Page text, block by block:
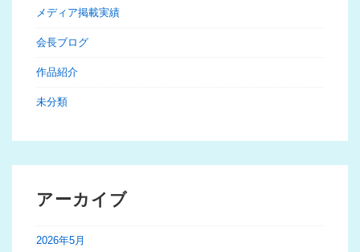
メディア掲載実績
会長ブログ
作品紹介
未分類
アーカイブ
2026年5月